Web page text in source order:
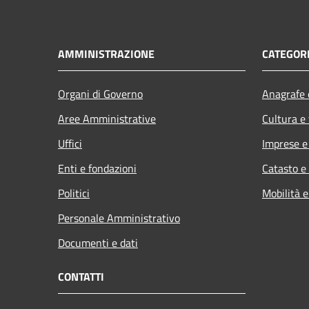
AMMINISTRAZIONE
Organi di Governo
Aree Amministrative
Uffici
Enti e fondazioni
Politici
Personale Amministrativo
Documenti e dati
Cultura
Imprese
Catasto
Mobilità
CONTATTI